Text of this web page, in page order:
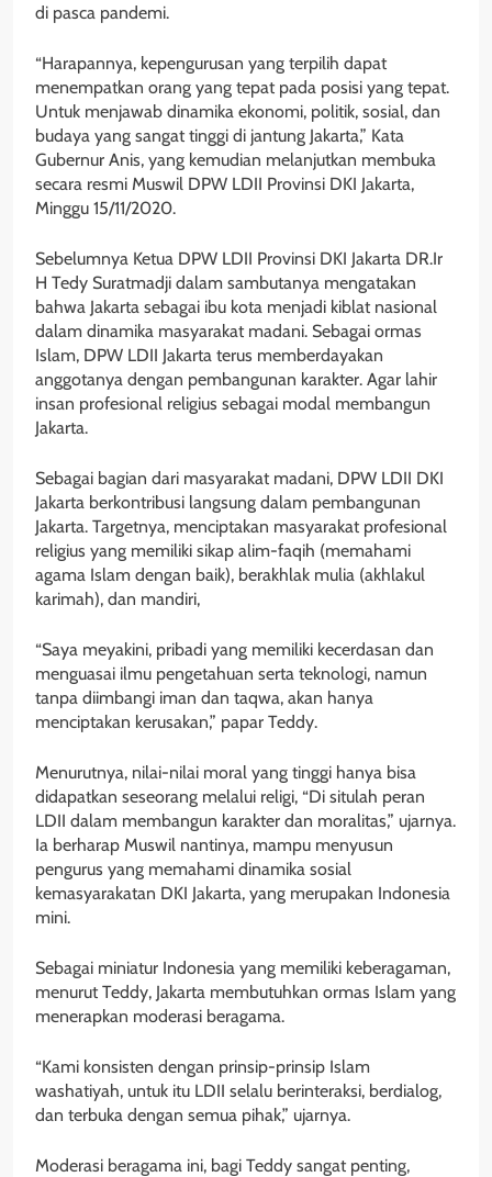
di pasca pandemi.
“Harapannya, kepengurusan yang terpilih dapat
menempatkan orang yang tepat pada posisi yang tepat.
Untuk menjawab dinamika ekonomi, politik, sosial, dan
budaya yang sangat tinggi di jantung Jakarta,” Kata
Gubernur Anis, yang kemudian melanjutkan membuka
secara resmi Muswil DPW LDII Provinsi DKI Jakarta,
Minggu 15/11/2020.
Sebelumnya Ketua DPW LDII Provinsi DKI Jakarta DR.Ir
H Tedy Suratmadji dalam sambutanya mengatakan
bahwa Jakarta sebagai ibu kota menjadi kiblat nasional
dalam dinamika masyarakat madani. Sebagai ormas
Islam, DPW LDII Jakarta terus memberdayakan
anggotanya dengan pembangunan karakter. Agar lahir
insan profesional religius sebagai modal membangun
Jakarta.
Sebagai bagian dari masyarakat madani, DPW LDII DKI
Jakarta berkontribusi langsung dalam pembangunan
Jakarta. Targetnya, menciptakan masyarakat profesional
religius yang memiliki sikap alim-faqih (memahami
agama Islam dengan baik), berakhlak mulia (akhlakul
karimah), dan mandiri,
“Saya meyakini, pribadi yang memiliki kecerdasan dan
menguasai ilmu pengetahuan serta teknologi, namun
tanpa diimbangi iman dan taqwa, akan hanya
menciptakan kerusakan,” papar Teddy.
Menurutnya, nilai-nilai moral yang tinggi hanya bisa
didapatkan seseorang melalui religi, “Di situlah peran
LDII dalam membangun karakter dan moralitas,” ujarnya.
Ia berharap Muswil nantinya, mampu menyusun
pengurus yang memahami dinamika sosial
kemasyarakatan DKI Jakarta, yang merupakan Indonesia
mini.
Sebagai miniatur Indonesia yang memiliki keberagaman,
menurut Teddy, Jakarta membutuhkan ormas Islam yang
menerapkan moderasi beragama.
“Kami konsisten dengan prinsip-prinsip Islam
washatiyah, untuk itu LDII selalu berinteraksi, berdialog,
dan terbuka dengan semua pihak,” ujarnya.
Moderasi beragama ini, bagi Teddy sangat penting,